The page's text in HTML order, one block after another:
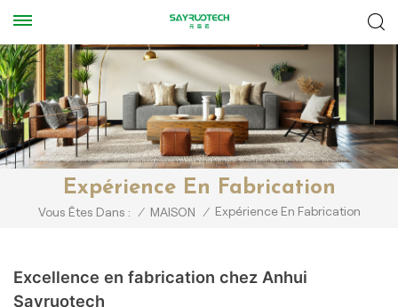
Expérience En Fabrication
Vous Êtes Dans : / MAISON / Expérience En Fabrication
Excellence en fabrication chez Anhui
Sayruotech